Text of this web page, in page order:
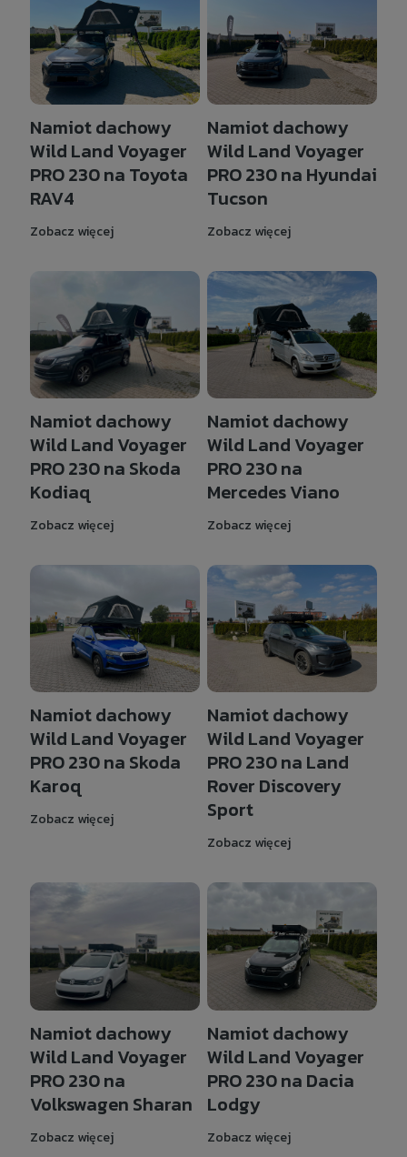
Namiot dachowy
Wild Land Voyager
PRO 230 na Toyota
RAV4
Zobacz więcej
Namiot dachowy
Wild Land Voyager
PRO 230 na Hyundai
Tucson
Zobacz więcej
Namiot dachowy
Wild Land Voyager
PRO 230 na Skoda
Kodiaq
Zobacz więcej
Namiot dachowy
Wild Land Voyager
PRO 230 na
Mercedes Viano
Zobacz więcej
Namiot dachowy
Wild Land Voyager
PRO 230 na Skoda
Karoq
Zobacz więcej
Namiot dachowy
Wild Land Voyager
PRO 230 na Land
Rover Discovery
Sport
Zobacz więcej
Namiot dachowy
Wild Land Voyager
PRO 230 na
Volkswagen Sharan
Zobacz więcej
Namiot dachowy
Wild Land Voyager
PRO 230 na Dacia
Lodgy
Zobacz więcej